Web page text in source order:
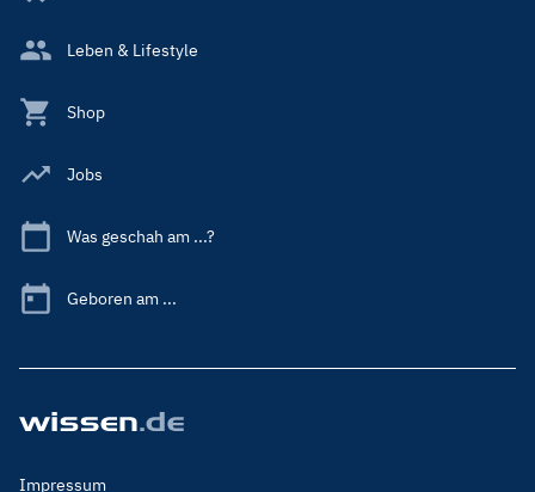
Leben & Lifestyle
Shop
Jobs
Was geschah am ...?
Geboren am ...
Footer
Impressum